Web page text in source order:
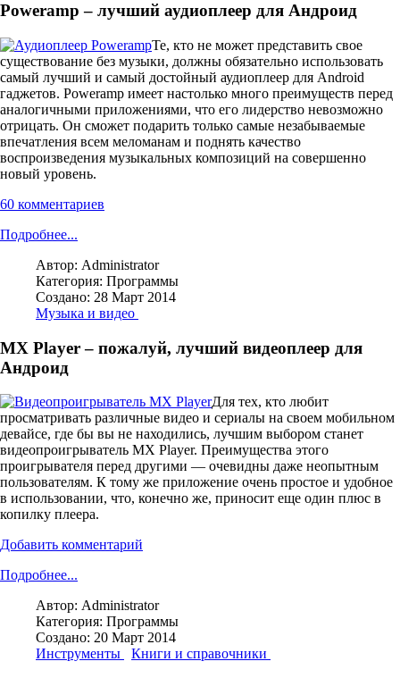
Poweramp – лучший аудиоплеер для Андроид
Те, кто не может представить свое
существование без музыки, должны обязательно использовать
самый лучший и самый достойный аудиоплеер для Android
гаджетов. Poweramp имеет настолько много преимуществ перед
аналогичными приложениями, что его лидерство невозможно
отрицать. Он сможет подарить только самые незабываемые
впечатления всем меломанам и поднять качество
воспроизведения музыкальных композиций на совершенно
новый уровень.
60 комментариев
Подробнее...
Автор: Administrator
Категория: Программы
Создано: 28 Март 2014
Музыка и видео
MX Player – пожалуй, лучший видеоплеер для
Андроид
Для тех, кто любит
просматривать различные видео и сериалы на своем мобильном
девайсе, где бы вы не находились, лучшим выбором станет
видеопроигрыватель MX Player. Преимущества этого
проигрывателя перед другими — очевидны даже неопытным
пользователям. К тому же приложение очень простое и удобное
в использовании, что, конечно же, приносит еще один плюс в
копилку плеера.
Добавить комментарий
Подробнее...
Автор: Administrator
Категория: Программы
Создано: 20 Март 2014
Инструменты
Книги и справочники